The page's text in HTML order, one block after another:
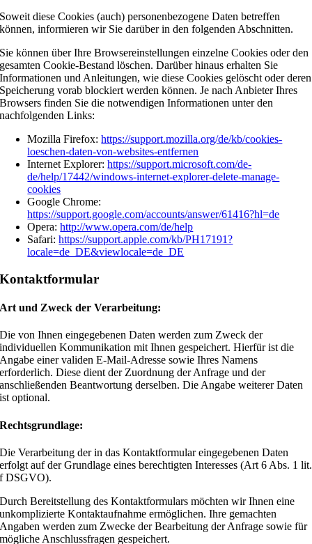
Soweit diese Cookies (auch) personenbezogene Daten betreffen
können, informieren wir Sie darüber in den folgenden Abschnitten.
Sie können über Ihre Browsereinstellungen einzelne Cookies oder den
gesamten Cookie-Bestand löschen. Darüber hinaus erhalten Sie
Informationen und Anleitungen, wie diese Cookies gelöscht oder deren
Speicherung vorab blockiert werden können. Je nach Anbieter Ihres
Browsers finden Sie die notwendigen Informationen unter den
nachfolgenden Links:
Mozilla Firefox:https://support.mozilla.org/de/kb/cookies-
loeschen-daten-von-websites-entfernen
Internet Explorer:https://support.microsoft.com/de-
de/help/17442/windows-internet-explorer-delete-manage-
cookies
Google Chrome:
https://support.google.com/accounts/answer/61416?hl=de
Opera:http://www.opera.com/de/help
Safari:https://support.apple.com/kb/PH17191?
locale=de_DE&viewlocale=de_DE
Kontaktformular
Art und Zweck der Verarbeitung:
Die von Ihnen eingegebenen Daten werden zum Zweck der
individuellen Kommunikation mit Ihnen gespeichert. Hierfür ist die
Angabe einer validen E-Mail-Adresse sowie Ihres Namens
erforderlich. Diese dient der Zuordnung der Anfrage und der
anschließenden Beantwortung derselben. Die Angabe weiterer Daten
ist optional.
Rechtsgrundlage:
Die Verarbeitung der in das Kontaktformular eingegebenen Daten
erfolgt auf der Grundlage eines berechtigten Interesses (Art 6 Abs. 1 lit.
f DSGVO).
Durch Bereitstellung des Kontaktformulars möchten wir Ihnen eine
unkomplizierte Kontaktaufnahme ermöglichen. Ihre gemachten
Angaben werden zum Zwecke der Bearbeitung der Anfrage sowie für
mögliche Anschlussfragen gespeichert.